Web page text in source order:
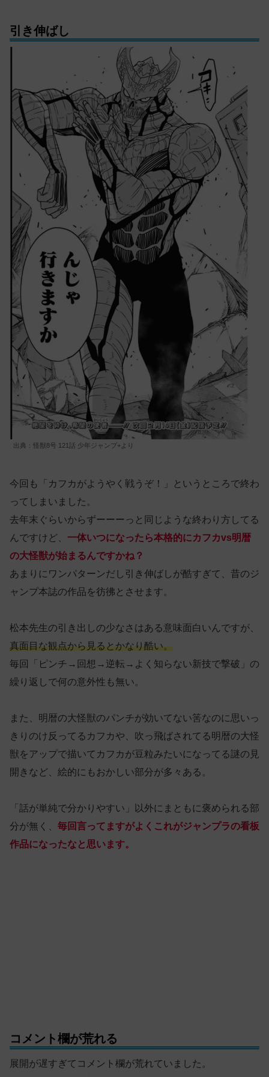
引き伸ばし
出典：怪獣8号 121話 少年ジャンプ+より
今回も「カフカがようやく戦うぞ！」というところで終わ
ってしまいました。
去年末ぐらいからずーーーっと同じような終わり方してる
んですけど、 一体いつになったら本格的にカフカvs明暦
の大怪獣が始まるんですかね？
あまりにワンパターンだし引き伸ばしが酷すぎて、昔のジ
ャンプ本誌の作品を彷彿とさせます。
松本先生の引き出しの少なさはある意味面白いんですが、
真面目な観点から見るとかなり酷い。
毎回「ピンチ→回想→逆転→よく知らない新技で撃破」の
繰り返しで何の意外性も無い。
また、明暦の大怪獣のパンチが効いてない筈なのに思いっ
きりのけ反ってるカフカや、吹っ飛ばされてる明暦の大怪
獣をアップで描いてカフカが豆粒みたいになってる謎の見
開きなど、絵的にもおかしい部分が多々ある。
「話が単純で分かりやすい」以外にまともに褒められる部
分が無く、 毎回言ってますがよくこれがジャンプラの看板
作品になったなと思います。
コメント欄が荒れる
展開が遅すぎてコメント欄が荒れていました。